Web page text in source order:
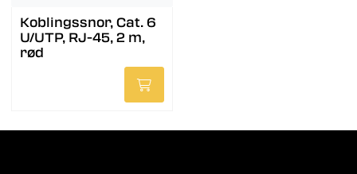
Koblingssnor, Cat. 6
U/UTP, RJ-45, 2 m,
rød